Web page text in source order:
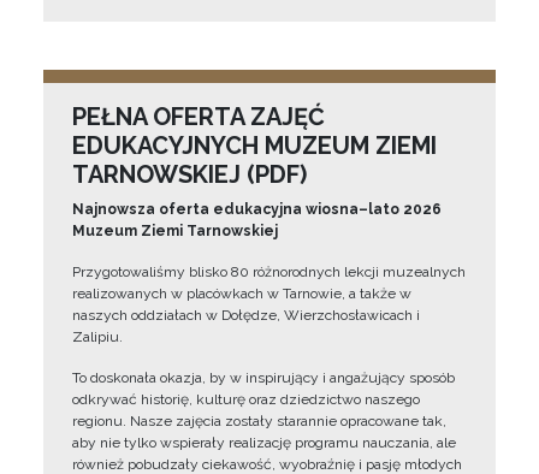
PEŁNA OFERTA ZAJĘĆ
EDUKACYJNYCH MUZEUM ZIEMI
TARNOWSKIEJ (PDF)
Najnowsza oferta edukacyjna wiosna–lato 2026
Muzeum Ziemi Tarnowskiej
Przygotowaliśmy blisko 80 różnorodnych lekcji muzealnych
realizowanych w placówkach w Tarnowie, a także w
naszych oddziałach w Dołędze, Wierzchosławicach i
Zalipiu.
To doskonała okazja, by w inspirujący i angażujący sposób
odkrywać historię, kulturę oraz dziedzictwo naszego
regionu. Nasze zajęcia zostały starannie opracowane tak,
aby nie tylko wspierały realizację programu nauczania, ale
również pobudzały ciekawość, wyobraźnię i pasję młodych